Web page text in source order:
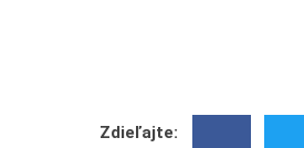
Zdieľajte: